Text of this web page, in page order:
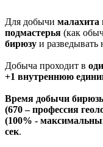
Для добычи малахита
подмастерья (как
бирюзу и разведывать
Добыча проходит в
+1 внутреннюю
Время добычи
(670 – профессия
(100% -
сек.